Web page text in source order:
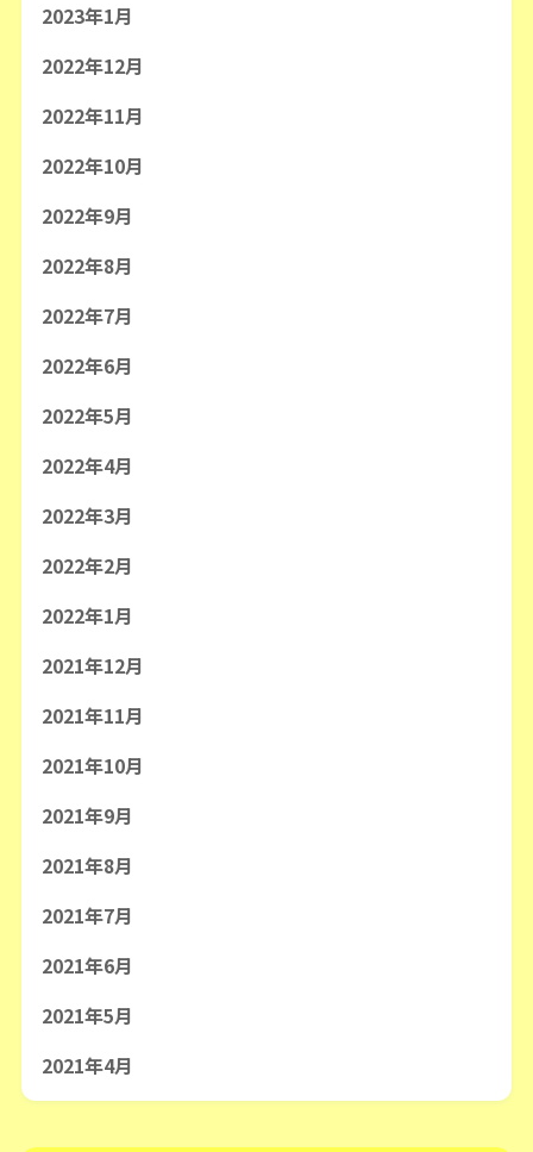
2023年1月
2022年12月
2022年11月
2022年10月
2022年9月
2022年8月
2022年7月
2022年6月
2022年5月
2022年4月
2022年3月
2022年2月
2022年1月
2021年12月
2021年11月
2021年10月
2021年9月
2021年8月
2021年7月
2021年6月
2021年5月
2021年4月